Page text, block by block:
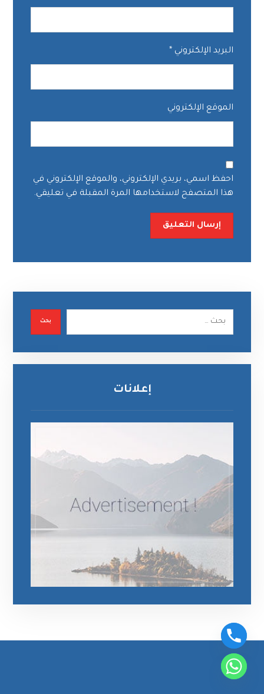
البريد الإلكتروني *
الموقع الإلكتروني
احفظ اسمي، بريدي الإلكتروني، والموقع الإلكتروني في
هذا المتصفح لاستخدامها المرة المقبلة في تعليقي.
إرسال التعليق
بحث
إعلانات